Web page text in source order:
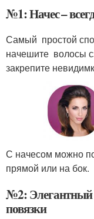
№1: Начес –
Самый простой
начешите волосы
закрепите
С начесом можно
прямой или на бок.
№2: Элегантный
повязки